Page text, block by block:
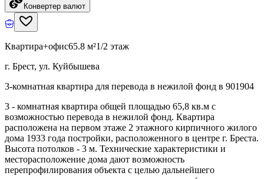
Конвертер валют
Квартира+офис65.8 м²1/2 этаж
г. Брест, ул. Куйбышева
3-комнатная квартира для перевода в нежилой фонд в 901904
3 - комнатная квартира общей площадью 65,8 кв.м с
возможностью перевода в нежилой фонд. Квартира
расположена на первом этаже 2 этажного кирпичного жилого
дома 1933 года постройки, расположенного в центре г. Бреста.
Высота потолков - 3 м. Технические характеристики и
месторасположение дома дают возможность
перепрофилирования объекта с целью дальнейшего